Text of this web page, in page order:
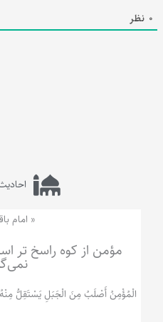
0 نظر
« امام
مؤمن از کوه راسخ تر
الْمُؤْمِنُ‌ أَصْلَبُ‌ مِنَ‌ الْجَبَلِ‌ یَسْتَقِلُّ